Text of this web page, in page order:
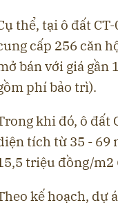
thể, tại ô đất
cấp 256 căn
bán với giá gần
phí bảo trì).
khi đó, ô đất
tích từ 35 - 69
triệu đồng/m2
kế hoạch, dự